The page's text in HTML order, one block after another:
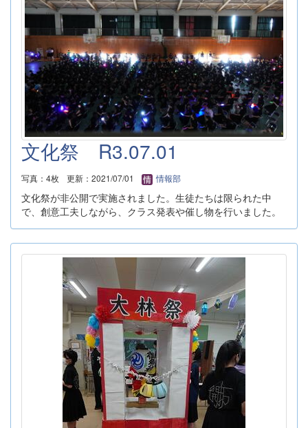
文化祭 R3.07.01
写真：4枚 更新：2021/07/01 情報部
文化祭が非公開で実施されました。生徒たちは限られた中
で、創意工夫しながら、クラス発表や催し物を行いました。